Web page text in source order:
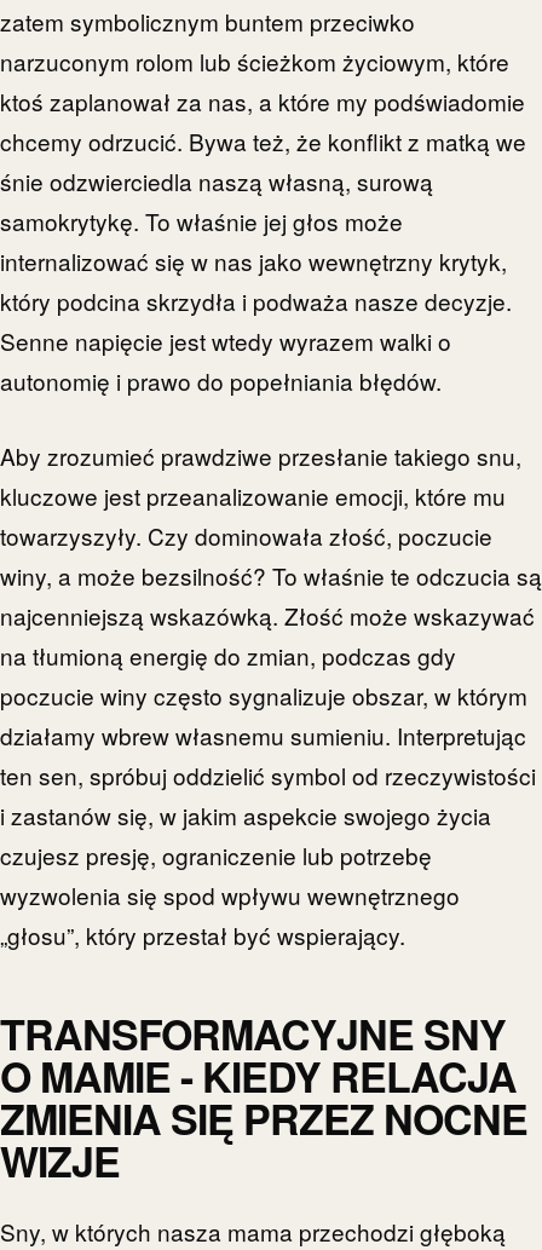
zatem symbolicznym buntem przeciwko
narzuconym rolom lub ścieżkom życiowym, które
ktoś zaplanował za nas, a które my podświadomie
chcemy odrzucić. Bywa też, że konflikt z matką we
śnie odzwierciedla naszą własną, surową
samokrytykę. To właśnie jej głos może
internalizować się w nas jako wewnętrzny krytyk,
który podcina skrzydła i podważa nasze decyzje.
Senne napięcie jest wtedy wyrazem walki o
autonomię i prawo do popełniania błędów.
Aby zrozumieć prawdziwe przesłanie takiego snu,
kluczowe jest przeanalizowanie emocji, które mu
towarzyszyły. Czy dominowała złość, poczucie
winy, a może bezsilność? To właśnie te odczucia są
najcenniejszą wskazówką. Złość może wskazywać
na tłumioną energię do zmian, podczas gdy
poczucie winy często sygnalizuje obszar, w którym
działamy wbrew własnemu sumieniu. Interpretując
ten sen, spróbuj oddzielić symbol od rzeczywistości
i zastanów się, w jakim aspekcie swojego życia
czujesz presję, ograniczenie lub potrzebę
wyzwolenia się spod wpływu wewnętrznego
„głosu”, który przestał być wspierający.
TRANSFORMACYJNE SNY
O MAMIE - KIEDY RELACJA
ZMIENIA SIĘ PRZEZ NOCNE
WIZJE
Sny, w których nasza mama przechodzi głęboką